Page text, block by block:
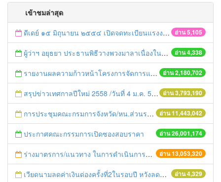
เข้าชมล่าสุด
อ่าน 5,105
ดีเดย์ ๑๕ มิถุนายน ๒๕๕๔ เปิดจดทะเบียนแรงงานต่างด้าว
อ่าน 4,338
ผู้ว่าฯ อยุธยา ประธานพิธีวางพวงมาลาเนื่องในวันปิยมหาราช ประจำปี ๒๕๕๕
อ่าน 2,180,702
รายงานผลความก้าวหน้าโครงการจัดการแก้ไขปัญหาขยะ สัปดาห์ที่ 9/2558
อ่าน 3,793,190
สรุปข่าวเทศกาลปีใหม่ 2558 /วันที่ 4 ม.ค. 58
อ่าน 11,443,042
การประชุมคณะกรมการจังหวัด/หน.ส่วนราชการประจำเดือน มิถุนายน 2558
อ่าน 26,001,174
ประกาศคณะกรรมการเปิดซองสอบราคา
อ่าน 13,053,320
ร่างมาตรการ/แนวทาง ในการดำเนินการประกอบการตรวจราชการแบบบูรณาการ
อ่าน 4,329
เวียดนามลดค่าเงินด่องครั้งที่2ในรอบปี หวังลดขาดดุลการค้าอย่างหนัก